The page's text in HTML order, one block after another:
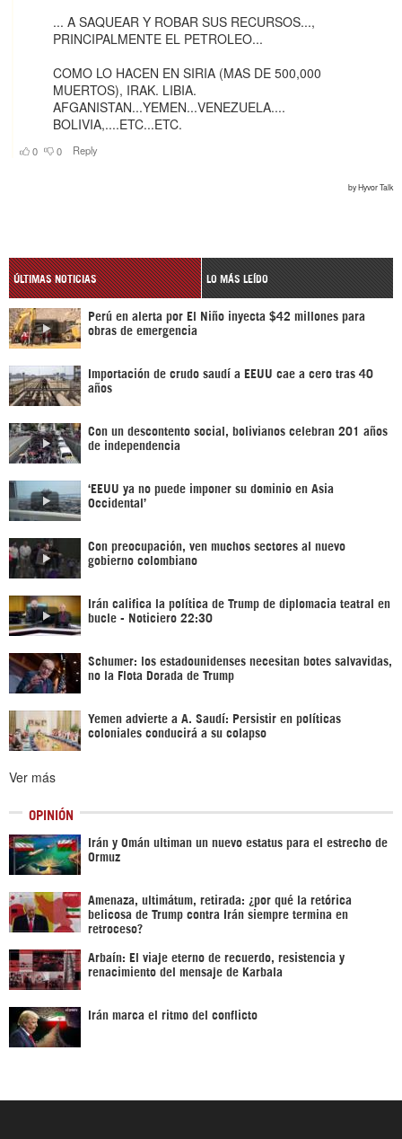
ÚLTIMAS NOTICIAS LO MÁS LEÍDO
Perú en alerta por El Niño inyecta $42 millones para
obras de emergencia
Importación de crudo saudí a EEUU cae a cero tras 40
años
Con un descontento social, bolivianos celebran 201 años
de independencia
‘EEUU ya no puede imponer su dominio en Asia
Occidental’
Con preocupación, ven muchos sectores al nuevo
gobierno colombiano
Irán califica la política de Trump de diplomacia teatral en
bucle - Noticiero 22:30
Schumer: los estadounidenses necesitan botes salvavidas,
no la Flota Dorada de Trump
Yemen advierte a A. Saudí: Persistir en políticas
coloniales conducirá a su colapso
Ver más
OPINIÓN
Irán y Omán ultiman un nuevo estatus para el estrecho de
Ormuz
Amenaza, ultimátum, retirada: ¿por qué la retórica
belicosa de Trump contra Irán siempre termina en
retroceso?
Arbaín: El viaje eterno de recuerdo, resistencia y
renacimiento del mensaje de Karbala
Irán marca el ritmo del conflicto